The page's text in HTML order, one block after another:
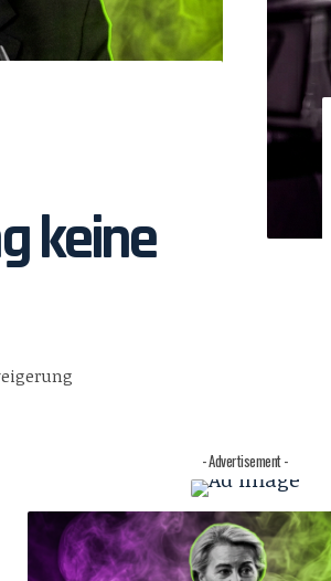
keine
- Advertisement -